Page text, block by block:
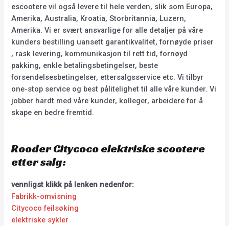
escootere vil også levere til hele verden, slik som Europa,
Amerika, Australia, Kroatia, Storbritannia, Luzern,
Amerika. Vi er svært ansvarlige for alle detaljer på våre
kunders bestilling uansett garantikvalitet, fornøyde priser
, rask levering, kommunikasjon til rett tid, fornøyd
pakking, enkle betalingsbetingelser, beste
forsendelsesbetingelser, ettersalgsservice etc. Vi tilbyr
one-stop service og best pålitelighet til alle våre kunder. Vi
jobber hardt med våre kunder, kolleger, arbeidere for å
skape en bedre fremtid.
Rooder Citycoco elektriske scootere
etter salg:
vennligst klikk på lenken nedenfor:
Fabrikk-omvisning
Citycoco feilsøking
elektriske sykler